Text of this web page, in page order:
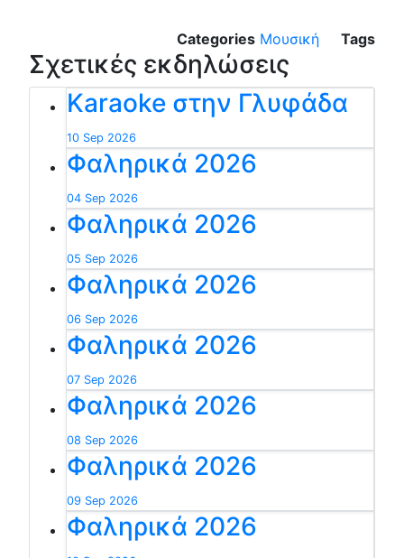
Categories Μουσική Tags
Σχετικές εκδηλώσεις
Karaoke στην Γλυφάδα
10 Sep 2026
Φαληρικά 2026
04 Sep 2026
Φαληρικά 2026
05 Sep 2026
Φαληρικά 2026
06 Sep 2026
Φαληρικά 2026
07 Sep 2026
Φαληρικά 2026
08 Sep 2026
Φαληρικά 2026
09 Sep 2026
Φαληρικά 2026